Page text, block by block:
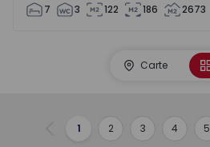
7 3 122 186 2673
Carte
Précédent
1 2 3 4 5